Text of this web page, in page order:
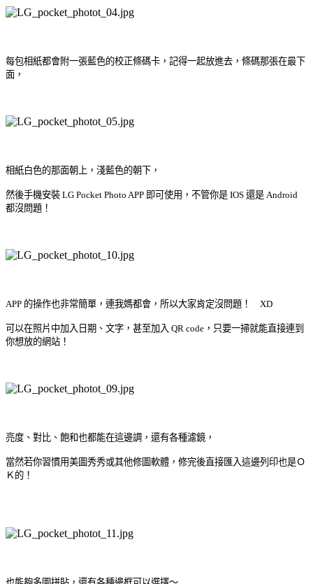
每包相紙都會附一張藍色的校正條碼卡，記得一起放進去，條碼那張在最下
面，
相紙白色的那面朝上，淺藍色的朝下，
然後手機安裝 LG Pocket Photo APP 即可使用，不管你是 IOS 還是 Android
都沒問題！
APP 的操作也非常簡單，連我媽都會，所以大家肯定沒問題！ XD
可以在照片中加入日期、文字，甚至加入 QR code，只要一掃就能直接連到
你想放的網站！
亮度、對比、飽和也都能在這邊調，還有各種濾鏡，
當然若你習慣用美圖秀秀或其他修圖軟體，修完後直接匯入這邊列印也是Ｏ
Ｋ的！